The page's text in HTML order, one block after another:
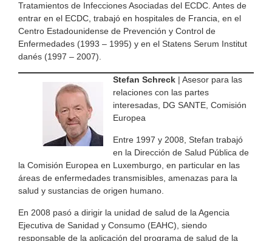
Tratamientos de Infecciones Asociadas del ECDC. Antes de
entrar en el ECDC, trabajó en hospitales de Francia, en el
Centro Estadounidense de Prevención y Control de
Enfermedades (1993 – 1995) y en el Statens Serum Institut
danés (1997 – 2007).
Stefan Schreck | Asesor para las
relaciones con las partes
interesadas, DG SANTE, Comisión
Europea
Entre 1997 y 2008, Stefan trabajó
en la Dirección de Salud Pública de
la Comisión Europea en Luxemburgo, en particular en las
áreas de enfermedades transmisibles, amenazas para la
salud y sustancias de origen humano.
En 2008 pasó a dirigir la unidad de salud de la Agencia
Ejecutiva de Sanidad y Consumo (EAHC), siendo
responsable de la aplicación del programa de salud de la